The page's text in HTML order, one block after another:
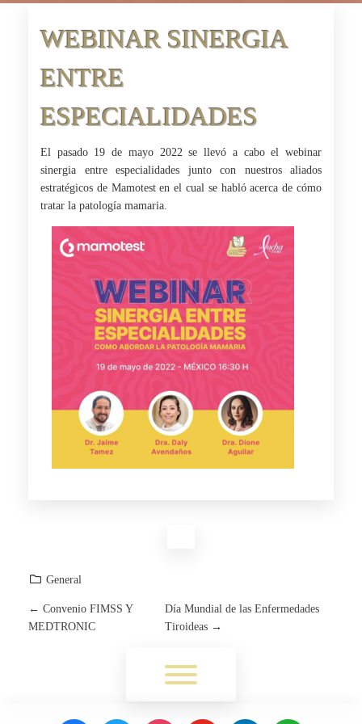
WEBINAR SINERGIA
ENTRE
ESPECIALIDADES
El pasado 19 de mayo 2022 se llevó a cabo el webinar
sinergia entre especialidades junto con nuestros aliados
estratégicos de Mamotest en el cual se habló acerca de cómo
tratar la patología mamaria.
General
P
← Convenio FIMSS Y
MEDTRONIC
Día Mundial de las Enfermedades
Tiroideas →